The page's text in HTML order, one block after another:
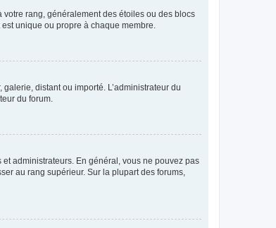
votre rang, généralement des étoiles ou des blocs
unique ou propre à chaque membre.
distant ou importé. L’administrateur du
du forum.
administrateurs. En général, vous ne pouvez pas
au rang supérieur. Sur la plupart des forums,